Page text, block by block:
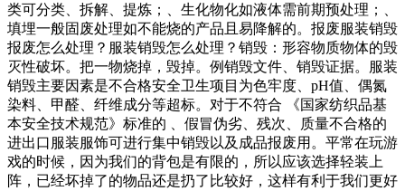
类可分类、拆解、提炼；、生化物化如液体需前期预处理；、
填埋一般固废处理如不能烧的产品且易降解的。报废服装销毁
报废怎么处理？服装销毁怎么处理？销毁：形容物质物体的毁
灭性破坏。把一物烧掉，毁掉。例销毁文件、销毁证据。服装
销毁主要因素是不合格安全卫生项目为色牢度、pH值、偶氮
染料、甲醛、纤维成分等超标。对于不符合 《国家纺织品基
本安全技术规范》标准的 、假冒伪劣、残次、质量不合格的
进出口服装服饰可进行集中销毁以及成品报废用。平常在玩游
戏的时候，因为我们的背包是有限的，所以应该选择轻装上
阵，已经坏掉了的物品还是扔了比较好，这样有利于我们更好